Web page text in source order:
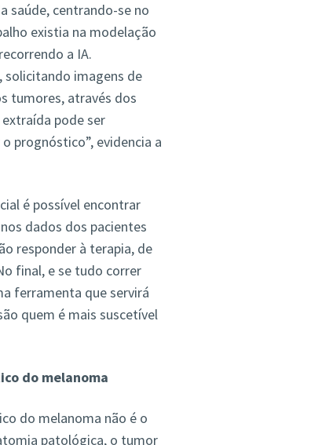
saúde, centrando-se no
existia na modelação
a IA.
solicitando imagens de
tumores, através dos
pode ser
prognóstico”, evidencia a
é possível encontrar
dados dos pacientes
responder à terapia, de
final, e se tudo correr
ferramenta que servirá
quem é mais suscetível
do melanoma
do melanoma não é o
patológica, o tumor